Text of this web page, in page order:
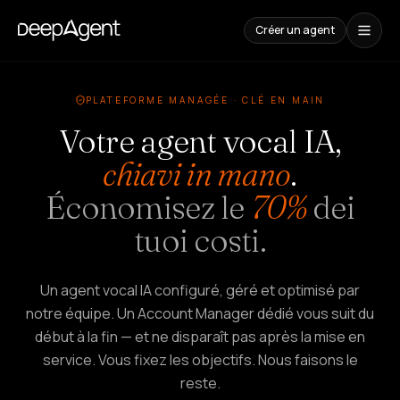
Créer un agent
cas
Comparaisons
Comparatif
Guides,
cas
et
tendances
PLATEFORME MANAGÉE · CLÉ EN MAIN
Votre agent vocal IA,
chiavi in mano.
Économisez le 70% dei
tuoi costi.
Un agent vocal IA configuré, géré et optimisé par
notre équipe. Un Account Manager dédié vous suit du
début à la fin — et ne disparaît pas après la mise en
service. Vous fixez les objectifs. Nous faisons le
reste.